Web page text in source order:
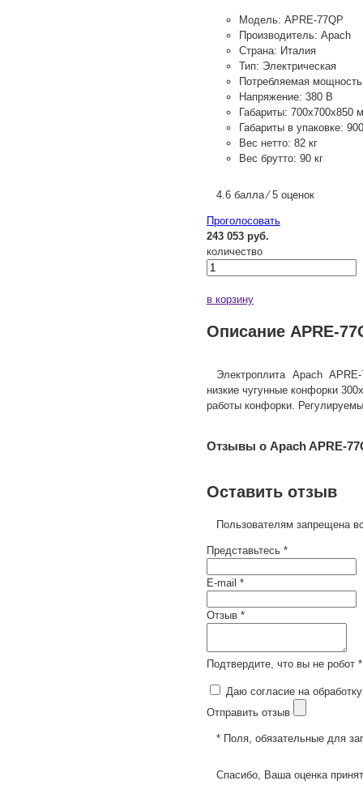
Модель: APRE-77QP
Производитель: Apach
Страна: Италия
Тип: Электрическая
Потребляемая
Напряжение: 380 В
Габариты: 700х700х850
Габариты в упаковке:
Вес нетто: 82 кг
Вес брутто: 90 кг
4.6 балла ⁄ 5 оценок
Проголосовать
243 053 руб.
количество
в корзину
Описание APRE-
Электроплита Apach
низкие чугунные конфорки
работы конфорки.
Отзывы о Apach APRE-
Оставить отзыв
Пользователям запрещена
Представьтесь *
E-mail *
Отзыв *
Подтвердите, что вы не робот *
Даю согласие на
Отправить отзыв
* Поля, обязательные для
Спасибо, Ваша оценка